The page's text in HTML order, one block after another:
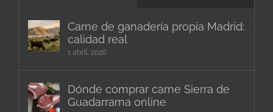
Carne de ganadería propia Madrid:
calidad real
1 abril, 2026
Dónde comprar carne Sierra de
Guadarrama online